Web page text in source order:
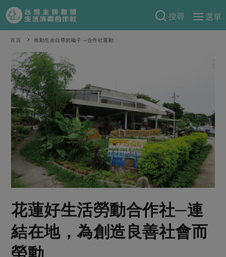
搜尋
選單
產品分類
當季蔬果
一籃菜
芽苗類 蕈菇類
辛香料類
奶蛋豆・五穀
蛋 乳製品
豆製品 米麵雜糧
肉品・水產
畜產肉類 水產
水畜加工品
食譜料理
食材
米食
麵食
肉食
海鮮
常備菜
蛋料理
料理方式
特別企畫
預購活動
把最好的台灣味帶回家！
防災用品預購圓滿結束
2026年端午節預購圓滿結束
更多預購活動
當季產品
合作25-經典快閃最後一週
綠主張
觀點文章
主婦食堂 一籃菜真心話
社內大小事 合作聯合國
樂齡生活 親子食育
廚房瑜伽
關於合作社
認識合作社
關於我們
合作社組織
員工與求才
產品檢驗
重要公告
首頁 推動生命自尊的輪子 ─合作社運動
花蓮好生活勞動合作社─連
結在地，為創造良善社會而
勞動